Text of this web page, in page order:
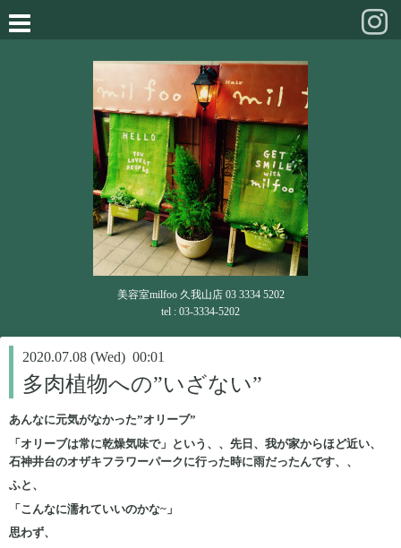
美容室milfoo 久我山店 03 3334 5202
tel : 03-3334-5202
2020.07.08 (Wed) 00:01
多肉植物への”いざない”
あんなに元気がなかった”オリーブ”
「オリーブは常に乾燥気味で」という、、先日、我が家からほど近い、
石神井台のオザキフラワーパークに行った時に雨だったんです、、
ふと、
「こんなに濡れていいのかな~」
思わず、